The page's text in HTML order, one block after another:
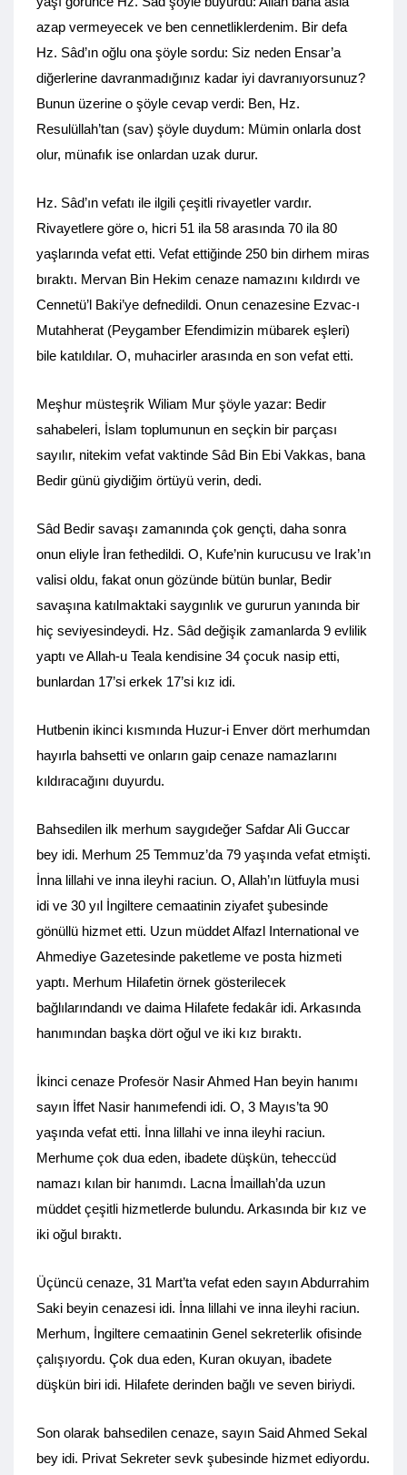
azap vermeyecek ve ben cennetliklerdenim. Bir defa
Hz. Sâd’ın oğlu ona şöyle sordu: Siz neden Ensar’a
diğerlerine davranmadığınız kadar iyi davranıyorsunuz?
Bunun üzerine o şöyle cevap verdi: Ben, Hz.
Resulüllah’tan (sav) şöyle duydum: Mümin onlarla dost
olur, münafık ise onlardan uzak durur.
Hz. Sâd’ın vefatı ile ilgili çeşitli rivayetler vardır.
Rivayetlere göre o, hicri 51 ila 58 arasında 70 ila 80
yaşlarında vefat etti. Vefat ettiğinde 250 bin dirhem miras
bıraktı. Mervan Bin Hekim cenaze namazını kıldırdı ve
Cennetü’l Baki’ye defnedildi. Onun cenazesine Ezvac-ı
Mutahherat (Peygamber Efendimizin mübarek eşleri)
bile katıldılar. O, muhacirler arasında en son vefat etti.
Meşhur müsteşrik Wiliam Mur şöyle yazar: Bedir
sahabeleri, İslam toplumunun en seçkin bir parçası
sayılır, nitekim vefat vaktinde Sâd Bin Ebi Vakkas, bana
Bedir günü giydiğim örtüyü verin, dedi.
Sâd Bedir savaşı zamanında çok gençti, daha sonra
onun eliyle İran fethedildi. O, Kufe’nin kurucusu ve Irak’ın
valisi oldu, fakat onun gözünde bütün bunlar, Bedir
savaşına katılmaktaki saygınlık ve gururun yanında bir
hiç seviyesindeydi. Hz. Sâd değişik zamanlarda 9 evlilik
yaptı ve Allah-u Teala kendisine 34 çocuk nasip etti,
bunlardan 17’si erkek 17’si kız idi.
Hutbenin ikinci kısmında Huzur-i Enver dört merhumdan
hayırla bahsetti ve onların gaip cenaze namazlarını
kıldıracağını duyurdu.
Bahsedilen ilk merhum saygıdeğer Safdar Ali Guccar
bey idi. Merhum 25 Temmuz’da 79 yaşında vefat etmişti.
İnna lillahi ve inna ileyhi raciun. O, Allah’ın lütfuyla musi
idi ve 30 yıl İngiltere cemaatinin ziyafet şubesinde
gönüllü hizmet etti. Uzun müddet Alfazl International ve
Ahmediye Gazetesinde paketleme ve posta hizmeti
yaptı. Merhum Hilafetin örnek gösterilecek
bağlılarındandı ve daima Hilafete fedakâr idi. Arkasında
hanımından başka dört oğul ve iki kız bıraktı.
İkinci cenaze Profesör Nasir Ahmed Han beyin hanımı
sayın İffet Nasir hanımefendi idi. O, 3 Mayıs’ta 90
yaşında vefat etti. İnna lillahi ve inna ileyhi raciun.
Merhume çok dua eden, ibadete düşkün, teheccüd
namazı kılan bir hanımdı. Lacna İmaillah’da uzun
müddet çeşitli hizmetlerde bulundu. Arkasında bir kız ve
iki oğul bıraktı.
Üçüncü cenaze, 31 Mart’ta vefat eden sayın Abdurrahim
Saki beyin cenazesi idi. İnna lillahi ve inna ileyhi raciun.
Merhum, İngiltere cemaatinin Genel sekreterlik ofisinde
çalışıyordu. Çok dua eden, Kuran okuyan, ibadete
düşkün biri idi. Hilafete derinden bağlı ve seven biriydi.
Son olarak bahsedilen cenaze, sayın Said Ahmed Sekal
bey idi. Privat Sekreter sevk şubesinde hizmet ediyordu.